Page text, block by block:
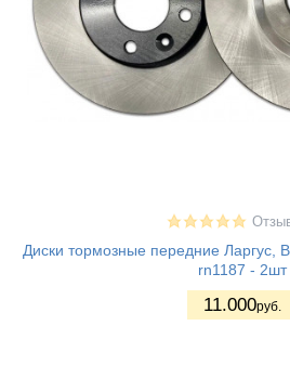
Диски тормозные передние Ларгус,
rn1187 - 2шт
11.000руб.